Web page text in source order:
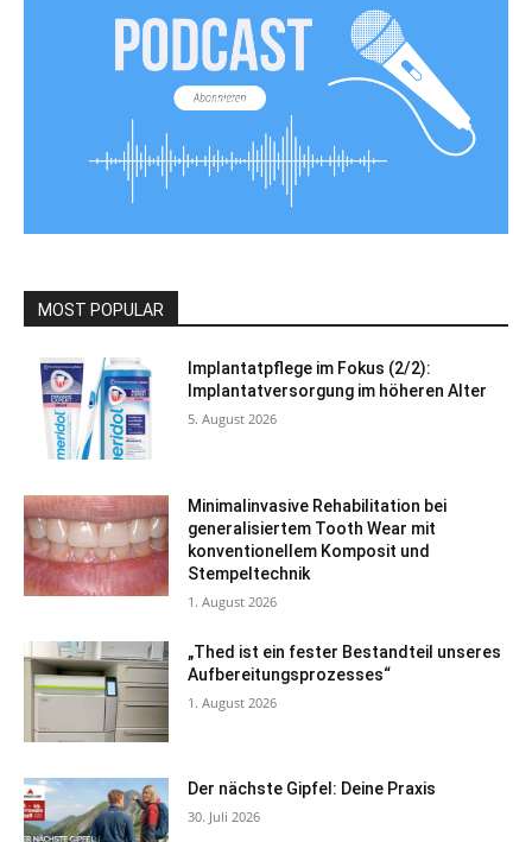
MOST POPULAR
Implantatpflege im Fokus (2/2):
Implantatversorgung im höheren Alter
5. August 2026
Minimalinvasive Rehabilitation bei
generalisiertem Tooth Wear mit
konventionellem Komposit und
Stempeltechnik
1. August 2026
„Thed ist ein fester Bestandteil unseres
Aufbereitungsprozesses“
1. August 2026
Der nächste Gipfel: Deine Praxis
30. Juli 2026